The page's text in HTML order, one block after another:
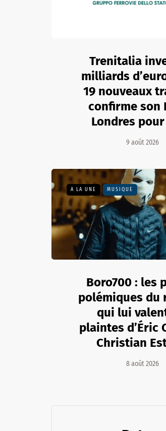
Trenitalia
milliards
19 nouveaux
confirme son
Londres
9 août 2026
A LA UNE MUSIQUE
Boro700 : les
polémiques du
qui lui
plaintes d’Éric
Christian
8 août 2026